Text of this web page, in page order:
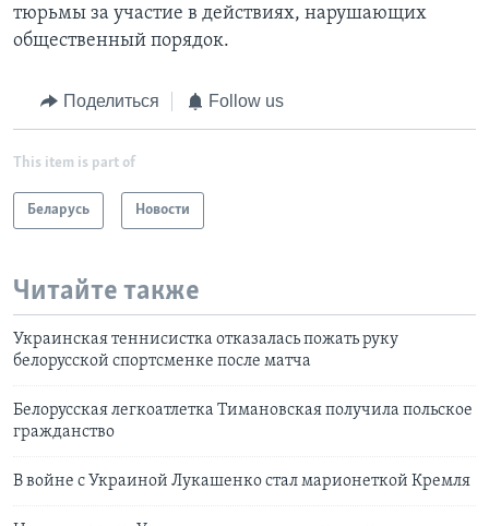
тюрьмы за участие в действиях, нарушающих
общественный порядок.
Поделиться Follow us
This item is part of
Беларусь Новости
Читайте также
Украинская теннисистка отказалась пожать руку
белорусской спортсменке после матча
Белорусская легкоатлетка Тимановская получила польское
гражданство
В войне с Украиной Лукашенко стал марионеткой Кремля